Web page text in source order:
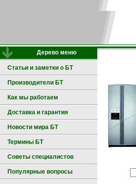
Дерево меню
Статьи и заметки о БТ
Производители БТ
Как мы работаем
Доставка и гарантия
Новости мира БТ
Термины БТ
Советы специалистов
Популярные вопросы